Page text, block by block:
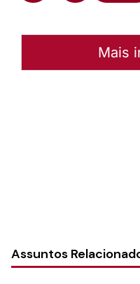
Mais
Assuntos